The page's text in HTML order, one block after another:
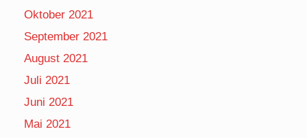
Oktober 2021
September 2021
August 2021
Juli 2021
Juni 2021
Mai 2021